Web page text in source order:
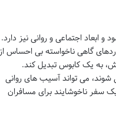
ابعاد اجتماعی و روانی نیز دارد.
گاهی ناخواسته بی احساس از
به یک کابوس تبدیل کند.
می تواند آسیب های روانی
سفر ناخوشایند برای مسافران